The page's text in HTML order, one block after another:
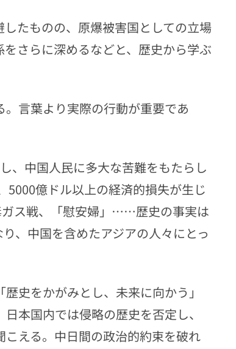
たものの、原爆被害国としての立場
さらに深めるなどと、歴史から学ぶ
言葉より実際の行動が重要であ
、中国人民に多大な苦難をもたらし
5000億ドル以上の経済的損失が生じ
ガス戦、「慰安婦」……歴史の事実は
、中国を含めたアジアの人々にとっ
史をかがみとし、未来に向かう」
本国内では侵略の歴史を否定し、
える。中日間の政治的約束を破れ